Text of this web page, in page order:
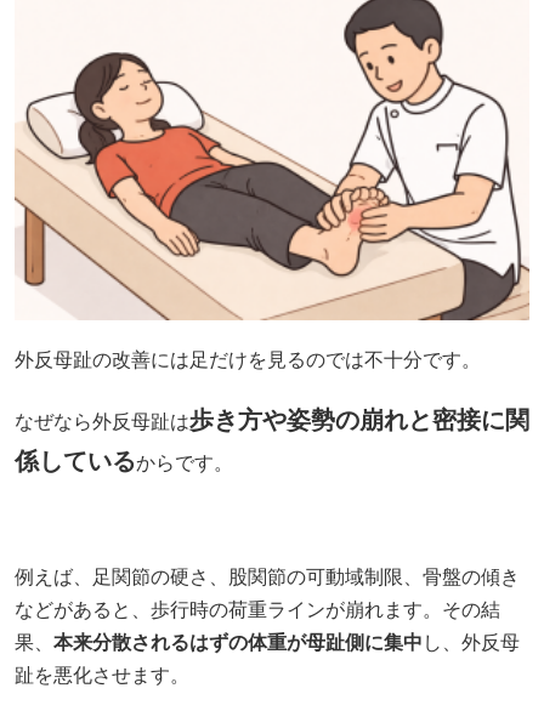
外反母趾の改善には足だけを見るのでは不十分です。
なぜなら外反母趾は歩き方や姿勢の崩れと密接に関
係しているからです。
例えば、足関節の硬さ、股関節の可動域制限、骨盤の傾き
などがあると、歩行時の荷重ラインが崩れます。その結
果、 本来分散されるはずの体重が母趾側に集中 し、外反母
趾を悪化させます。